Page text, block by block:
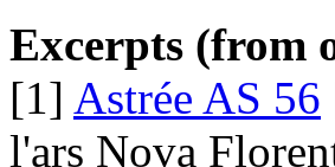
Excerpts (from
[1] Astrée AS 56
l'ars Nova